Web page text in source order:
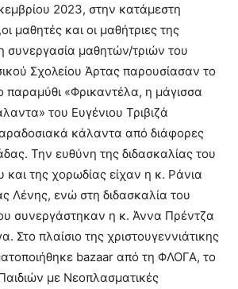
2023, στην κατάμεστη
μαθητές και οι μαθήτριες της
συνεργασία μαθητών/τριών του
Σχολείου Άρτας παρουσίασαν το
παραμύθι «Φρικαντέλα, η μάγισσα
του Ευγένιου Τριβιζά
κάλαντα από διάφορες
Την ευθύνη της διδασκαλίας του
και της χορωδίας είχαν η κ. Ράνια
Λένης, ενώ στη διδασκαλία του
συνεργάστηκαν η κ. Άννα Πρέντζα
Στο πλαίσιο της χριστουγεννιάτικης
bazaar από τη ΦΛΟΓΑ, το
με Νεοπλασματικές